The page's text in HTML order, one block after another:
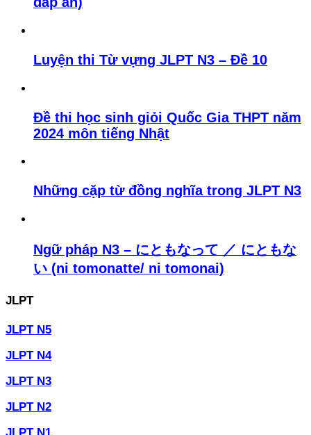
Luyện thi Từ vựng JLPT N3 – Đề 10
Đề thi học sinh giỏi Quốc Gia THPT năm
2024 môn tiếng Nhật
Những cặp từ đồng nghĩa trong JLPT N3
Ngữ pháp N3 – にともなって ／ にともな
い (ni tomonatte/ ni tomonai)
JLPT
JLPT N5
JLPT N4
JLPT N3
JLPT N2